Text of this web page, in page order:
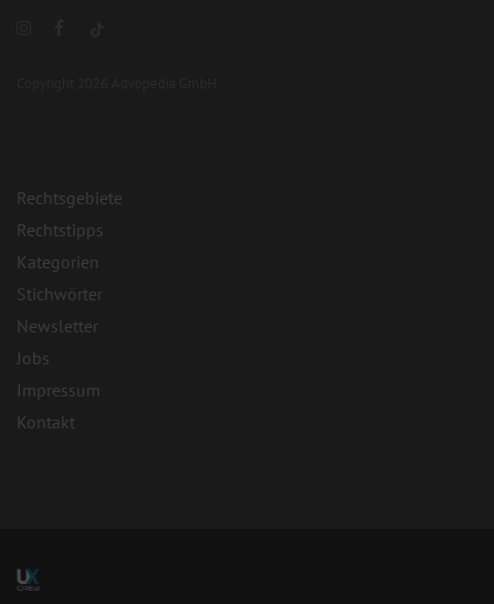
Rechtsgebiete
Rechtstipps
Kategorien
Stichwörter
Newsletter
Jobs
Impressum
Kontakt